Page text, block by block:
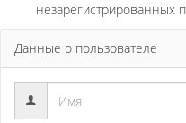
незарегистрированных
Данные о пользователе